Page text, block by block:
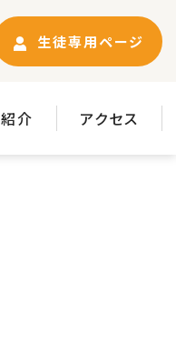
生徒専用ページ
介 アクセス